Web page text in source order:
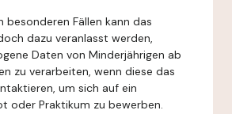
besonderen Fällen kann das
dazu veranlasst werden,
Daten von Minderjährigen ab
zu verarbeiten, wenn diese das
um sich auf ein
oder Praktikum zu bewerben.